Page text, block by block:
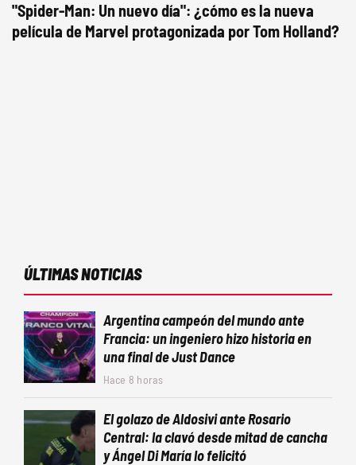
"Spider-Man: Un nuevo día": ¿cómo es la nueva
película de Marvel protagonizada por Tom Holland?
ÚLTIMAS NOTICIAS
Argentina campeón del mundo ante
Francia: un ingeniero hizo historia en
una final de Just Dance
Hace 8 horas
El golazo de Aldosivi ante Rosario
Central: la clavó desde mitad de cancha
y Ángel Di María lo felicitó